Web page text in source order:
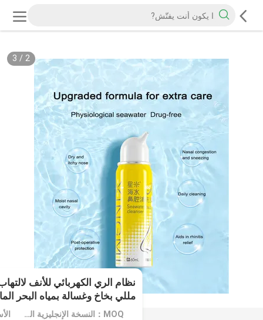
2
/
3
مللي بخاخ وغسالة بمياه البحر
MOQ：النسخة الإنجليزية المحايدة: موك 50 قطعة / OEM: موك 500 قطعة